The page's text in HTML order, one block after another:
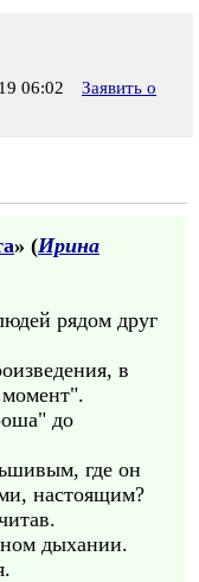
06:02
Заявить о
» (Ирина
рядом друг
в
момент".
до
где он
настоящим?
дыхании.